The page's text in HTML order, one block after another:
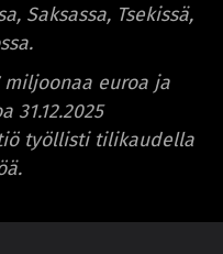
Saksassa, Tsekissä,
miljoonaa euroa ja
31.12.2025
työllisti tilikaudella